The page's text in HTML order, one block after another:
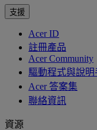
支援
Acer ID
註冊產品
Acer Community
驅動程式與說明
Acer 答案集
聯絡資訊
資源